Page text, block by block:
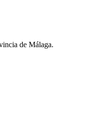
de Málaga.